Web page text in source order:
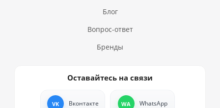
Блог
Вопрос-ответ
Бренды
Оставайтесь на связи
Вконтакте WhatsApp